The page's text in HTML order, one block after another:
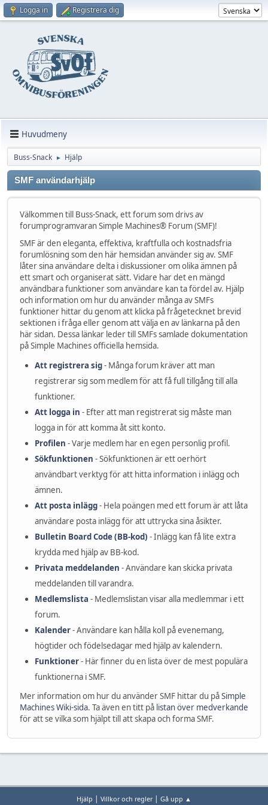
Logga in Registrera dig
Huvudmeny
Buss-Snack ► Hjälp
SMF användarhjälp
Välkommen till Buss-Snack, ett forum som drivs av
forumprogramvaran Simple Machines® Forum (SMF)!
SMF är den eleganta, effektiva, kraftfulla och kostnadsfria
forumlösning som den här hemsidan använder sig av. SMF
låter sina användare delta i diskussioner om olika ämnen på
ett smart och organiserat sätt. Vidare har det en mängd
användbara funktioner som användare kan ta fördel av. Hjälp
och information om hur du använder många av SMFs
funktioner hittar du genom att klicka på frågetecknet brevid
sektionen i fråga eller genom att välja en av länkarna på den
här sidan. Dessa länkar leder till SMFs samlade dokumentation
på Simple Machines officiella hemsida.
Att registrera sig- Många forum kräver att man
registrerar sig som medlem för att få full tillgång till alla
funktioner.
Att logga in - Efter att man registrerat sig måste man
logga in för att komma åt sitt konto.
Profilen - Varje medlem har en egen personlig profil.
Sökfunktionen - Sökfunktionen är ett oerhört
användbart verktyg för att hitta information i inlägg och
ämnen.
Att posta inlägg- Hela poängen med ett forum är att låta
användare posta inlägg för att uttrycka sina åsikter.
Bulletin Board Code (BB-kod) - Inlägg kan få lite extra
krydda med hjälp av BB-kod.
Privata meddelanden - Användare kan skicka privata
meddelanden till varandra.
Medlemslista - Medlemslistan visar alla medlemmar i ett
forum.
Kalender- Användare kan hålla koll på evenemang,
högtider och födelsedagar med hjälp av kalendern.
Funktioner- Här finner du en lista över de mest populära
funktionerna i SMF.
Mer information om hur du använder SMF hittar du påSimple
Machines Wiki-sida. Ta även en titt på listan över medverkande
för att se vilka som hjälpt till att skapa och forma SMF.
Hjälp | Villkor och regler| Gå upp ▲